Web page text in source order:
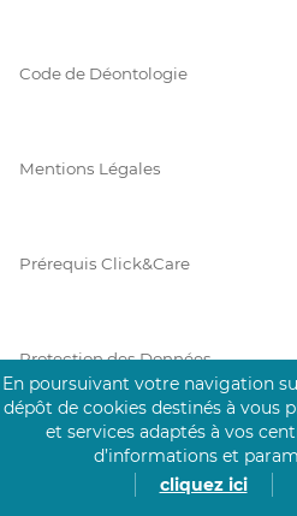
Code de Déontologie
Mentions Légales
Prérequis Click&Care
Protection des Données
Vie Privée
En poursuivant votre navigation
dépôt de cookies destinés à vous
et services adaptés à vos
d’informations et
cliquez ici